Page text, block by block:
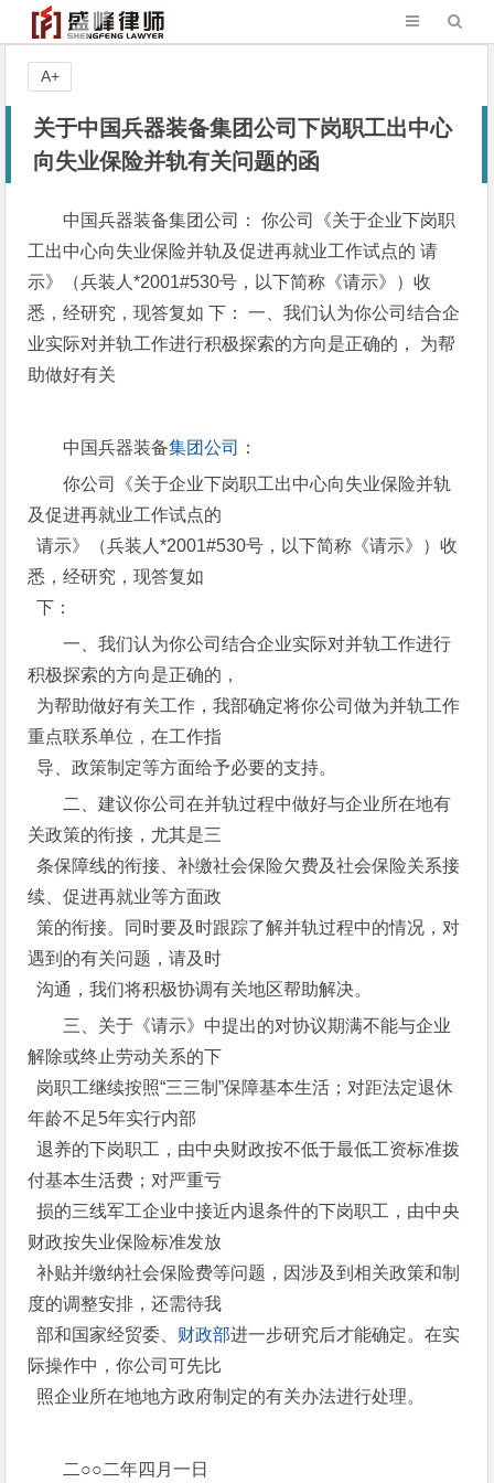
关于中国兵器装备集团公司下岗职工出中心
向失业保险并轨有关问题的函
中国兵器装备集团公司： 你公司《关于企业下岗职
工出中心向失业保险并轨及促进再就业工作试点的 请
示》（兵装人*2001#530号，以下简称《请示》）收
悉，经研究，现答复如 下： 一、我们认为你公司结合企
业实际对并轨工作进行积极探索的方向是正确的， 为帮
助做好有关
中国兵器装备集团公司
：
你公司《关于企业下岗职工出中心向失业保险并轨
及促进再就业工作试点的
请示》（兵装人*2001#530号，以下简称《请示》）收
悉，经研究，现答复如
下：
一、我们认为你公司结合企业实际对并轨工作进行
积极探索的方向是正确的，
为帮助做好有关工作，我部确定将你公司做为并轨工作
重点联系单位，在工作指
导、政策制定等方面给予必要的支持。
二、建议你公司在并轨过程中做好与企业所在地有
关政策的衔接，尤其是三
条保障线的衔接、补缴社会保险欠费及社会保险关系接
续、促进再就业等方面政
策的衔接。同时要及时跟踪了解并轨过程中的情况，对
遇到的有关问题，请及时
沟通，我们将积极协调有关地区帮助解决。
三、关于《请示》中提出的对协议期满不能与企业
解除或终止劳动关系的下
岗职工继续按照“三三制”保障基本生活；对距法定退休
年龄不足5年实行内部
退养的下岗职工，由中央财政按不低于最低工资标准拨
付基本生活费；对严重亏
损的三线军工企业中接近内退条件的下岗职工，由中央
财政按失业保险标准发放
补贴并缴纳社会保险费等问题，因涉及到相关政策和制
度的调整安排，还需待我
部和国家经贸委、 财政部进一步研究后才能确定。在实
际操作中，你公司可先比
照企业所在地地方政府制定的有关办法进行处理。
二○○二年四月一日
A+